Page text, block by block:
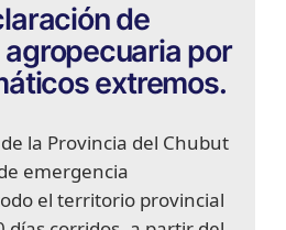
de
por
extremos.
la Provincia del Chubut
emergencia
el territorio provincial